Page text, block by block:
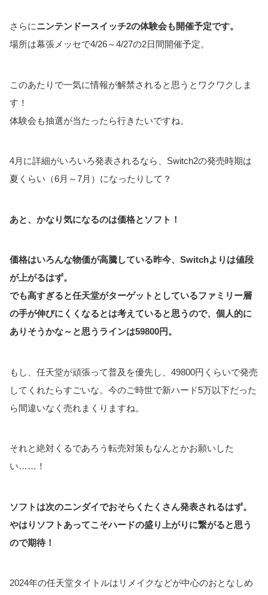
さらにニンテンドースイッチ2の体験会も開催予定です。
場所は幕張メッセで4/26～4/27の2日間開催予定。
このあたりで一気に情報が解禁されると思うとワクワクしま
す！
体験会も抽選が当たったら行きたいですね。
4月に詳細がいろいろ発表されるなら、Switch2の発売時期は
夏くらい（6月～7月）になったりして？
あと、かなり気になるのは価格とソフト！
価格はいろんな物価が高騰している昨今、Switchよりは値段
が上がるはず。
でも高すぎると任天堂がターゲットとしているファミリー層
の手が伸びにくくなるとは考えていると思うので、個人的に
ありそうかな～と思うラインは59800円。
もし、任天堂が頑張って普及を優先し、49800円くらいで発売
してくれたらすごいな。今のご時世で新ハード5万以下だった
ら間違いなく売れまくりますね。
それと絶対くるであろう転売対策もなんとかお願いした
い……！
ソフトは次のニンダイでおそらくたくさん発表されるはず。
やはりソフトあってこそハードの盛り上がりに繋がると思う
ので期待！
2024年の任天堂タイトルはリメイクなどが中心のおとなしめ